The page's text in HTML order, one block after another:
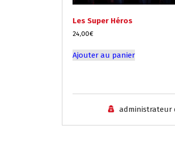
Les Super Héros
24,00€
Ajouter au panier
administrateur